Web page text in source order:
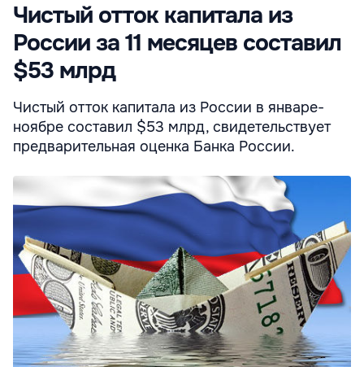
Чистый отток капитала из
России за 11 месяцев составил
$53 млрд
Чистый отток капитала из России в январе-
ноябре составил $53 млрд, свидетельствует
предварительная оценка Банка России.